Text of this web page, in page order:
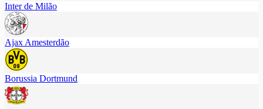
Inter de Milão
Ajax Amesterdão
Borussia Dortmund